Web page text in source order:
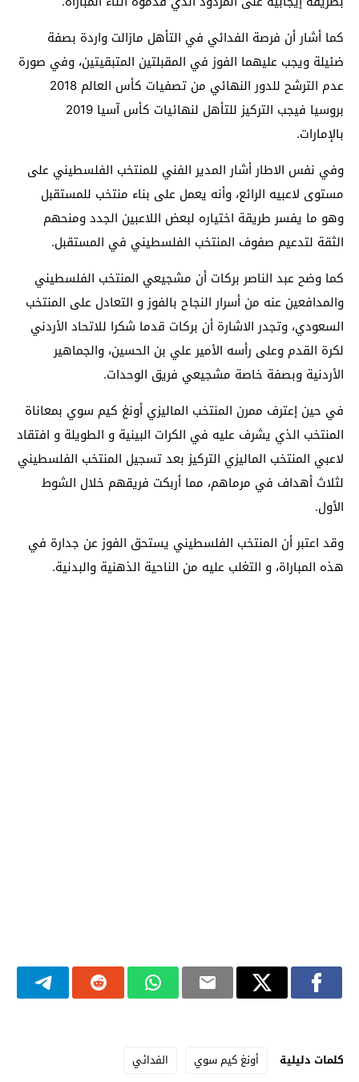
كما أشار أن فرصة الفدائي في التأهل مازالت واردة بصفة
ضئيلة ويجب عليهما الفوز في المقبلتين المتبقيتين، وفي صورة
عدم الترشح للدور النهائي من تصفيات كأس العالم 2018
بروسيا فيجب التركيز للتأهل لنهائيات كأس آسيا 2019
بالإمارات.
وفي نفس الاطار أشار المدير الفني للمنتخب الفلسطيني على
مستوى لاعبيه الرائع، وأنه يعمل على بناء منتخب للمستقبل
وهو ما يفسر طريقة اختياره لبعض اللاعبين الجدد ومنحهم
الثقة لتدعيم صفوف المنتخب الفلسطيني في المستقبل.
كما وضح عبد الناصر بركات أن مشجيعي المنتخب الفلسطيني
والمدافعين عنه من أسرار النجاح بالفوز و التعادل على المنتخب
السعودي، وتجدر الاشارة أن بركات قدما شكرا للاتحاد الأردني
لكرة القدم وعلى رأسه الأمير علي بن الحسين، والجماهير
الأردنية وبصفة خاصة مشجيعي فريق الوحدات.
في حين إعترف ممرن المنتخب الماليزي أونغ كيم سوي بمعاناة
المنتخب الذي يشرف عليه في الكرات البينية و الطويلة و افتقاد
لاعبي المنتخب الماليزي التركيز بعد تسجيل المنتخب الفلسطيني
لثلاث أهداف في مرماهم، مما أربكت فريقهم خلال الشوط
الأول.
وقد اعتبر أن المنتخب الفلسطيني يستحق الفوز عن جدارة في
هذه المباراة، و التغلب عليه من الناحية الذهنية والبدنية.
كلمات دليلية أونغ كيم سوي الفدائي